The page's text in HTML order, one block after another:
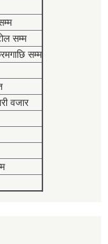
सम्म
सम्म
वजार